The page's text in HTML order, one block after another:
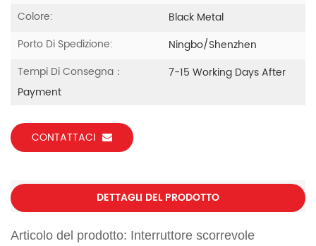
Colore:
Black Metal
Porto Di Spedizione:
Ningbo/Shenzhen
Tempi Di Consegna：
7-15 Working Days After
Payment
CONTATTACI
DETTAGLI DEL PRODOTTO
Articolo del prodotto: Interruttore scorrevole